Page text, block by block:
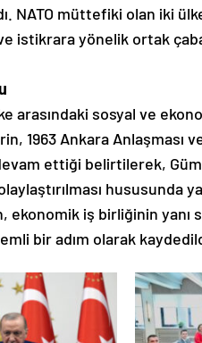
NATO müttefiki olan iki
istikrara yönelik ortak
arasındaki sosyal ve
1963 Ankara Anlaşması
ettiği belirtilerek,
hususunda
iş birliğinin yanı
bir adım olarak